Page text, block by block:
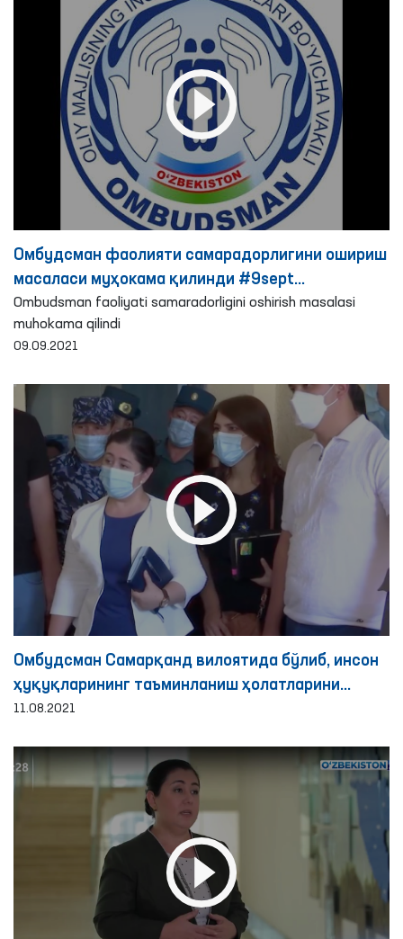
Омбудсман фаолияти самарадорлигини ошириш
масаласи муҳокама қилинди #9sept
#uzbekiston24
Ombudsman faoliyati samaradorligini oshirish masalasi
muhokama qilindi
09.09.2021
Омбудсман Самарқанд вилоятида бўлиб, инсон
ҳуқуқларининг таъминланиш ҳолатларини
ўрганди
11.08.2021